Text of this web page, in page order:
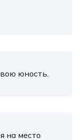
юность.
на место